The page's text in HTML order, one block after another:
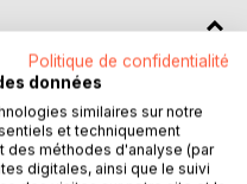
peu pour Augustin,
Mais un beau jour,
l'écurie délabrée où sa
Politique de confidentialité
données
similaires sur notre
et techniquement
des méthodes d'analyse (par
digitales, ainsi que le suivi